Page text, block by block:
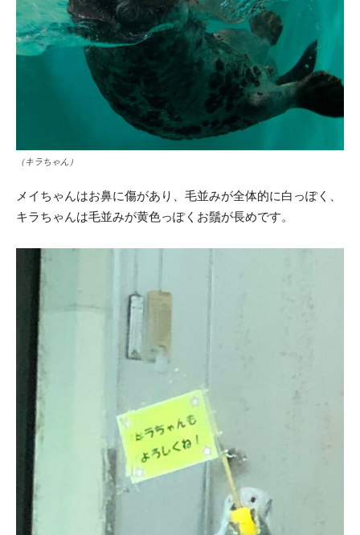
（キラちゃん）
メイちゃんはお鼻に傷があり、毛並みが全体的に白っぽく、
キラちゃんは毛並みが黄色っぽくお鬚が長めです。